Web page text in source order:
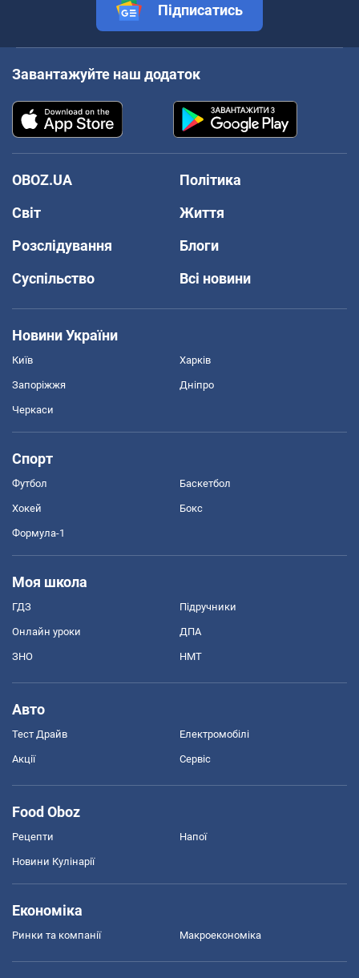
Підписатись
Завантажуйте наш додаток
OBOZ.UA
Політика
Світ
Життя
Розслідування
Блоги
Суспільство
Всі новини
Новини України
Київ Харків
Запоріжжя Дніпро
Черкаси
Спорт
Футбол Баскетбол
Хокей Бокс
Формула-1
Моя школа
ГДЗ Підручники
Онлайн уроки ДПА
ЗНО НМТ
Авто
Тест Драйв Електромобілі
Акції Сервіс
Food Oboz
Рецепти Напої
Новини Кулінарії
Економіка
Ринки та компанії Макроекономіка